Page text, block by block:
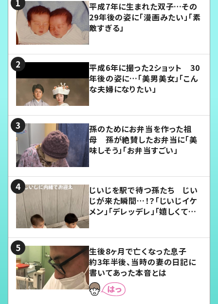
平成7年に生まれた双子…その
29年後の姿に「漫画みたい」「素
敵すぎる」
平成6年に撮った2ショット 30
年後の姿に…「美男美女」「こん
な夫婦になりたい」
孫のためにお弁当を作った祖
母 孫が絶賛したお弁当に「美
味しそう」「お弁当すごい」
じいじを駅で待つ孫たち じい
じが来た瞬間…！？「じいじイケ
メン」「デレッデレ」「嬉しくて可
生後8ヶ月で亡くなった息子
約3年半後、当時の妻の日記に
書いてあった本音とは